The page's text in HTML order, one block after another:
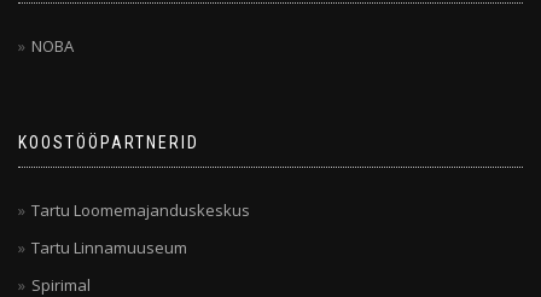
NOBA
KOOSTÖÖPARTNERID
Tartu Loomemajanduskeskus
Tartu Linnamuuseum
Spirimal